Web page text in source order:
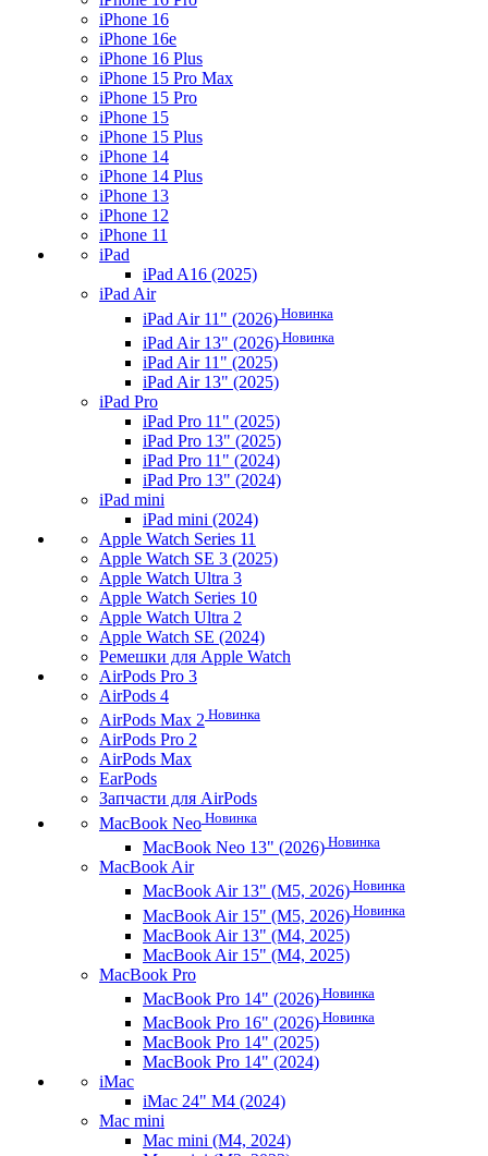
iPhone 16
iPhone 16e
iPhone 16 Plus
iPhone 15 Pro Max
iPhone 15 Pro
iPhone 15
iPhone 15 Plus
iPhone 14
iPhone 14 Plus
iPhone 13
iPhone 12
iPhone 11
iPad
iPad A16 (2025)
iPad Air
iPad Air 11" (2026) Новинка
iPad Air 13" (2026) Новинка
iPad Air 11" (2025)
iPad Air 13" (2025)
iPad Pro
iPad Pro 11" (2025)
iPad Pro 13" (2025)
iPad Pro 11" (2024)
iPad Pro 13" (2024)
iPad mini
iPad mini (2024)
Apple Watch Series 11
Apple Watch SE 3 (2025)
Apple Watch Ultra 3
Apple Watch Series 10
Apple Watch Ultra 2
Apple Watch SE (2024)
Ремешки для Apple Watch
AirPods Pro 3
AirPods 4
AirPods Max 2 Новинка
AirPods Pro 2
AirPods Max
EarPods
Запчасти для AirPods
MacBook Neo Новинка
MacBook Neo 13" (2026) Новинка
MacBook Air
MacBook Air 13" (M5, 2026) Новинка
MacBook Air 15" (M5, 2026) Новинка
MacBook Air 13" (M4, 2025)
MacBook Air 15" (M4, 2025)
MacBook Pro
MacBook Pro 14" (2026) Новинка
MacBook Pro 16" (2026) Новинка
MacBook Pro 14" (2025)
MacBook Pro 14" (2024)
iMac
iMac 24" M4 (2024)
Mac mini
Mac mini (M4, 2024)